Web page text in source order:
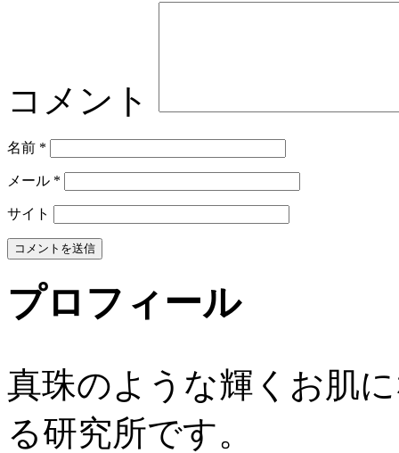
コメント
名前 *
メール *
サイト
プロフィール
真珠のような輝くお肌
る研究所です。